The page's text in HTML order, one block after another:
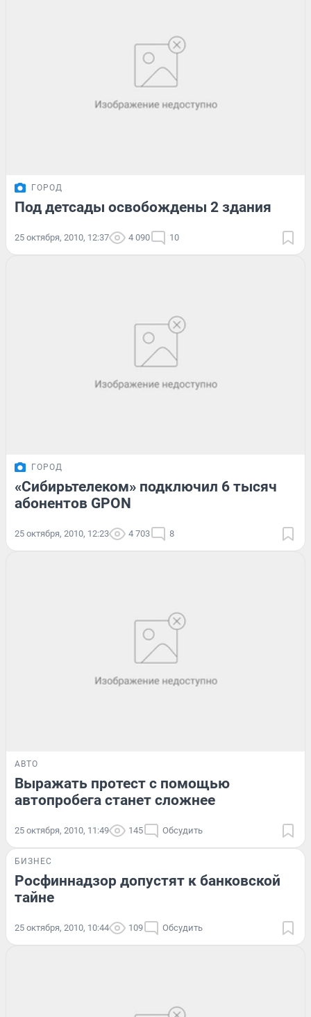
ГОРОД
Под детсады освобождены 2 здания
25 октября, 2010, 12:37 4 090 10
ГОРОД
«Сибирьтелеком» подключил 6 тысяч
абонентов GPON
25 октября, 2010, 12:23 4 703 8
АВТО
Выражать протест с помощью
автопробега станет сложнее
25 октября, 2010, 11:49 145 Обсудить
БИЗНЕС
Росфиннадзор допустят к банковской
тайне
25 октября, 2010, 10:44 109 Обсудить